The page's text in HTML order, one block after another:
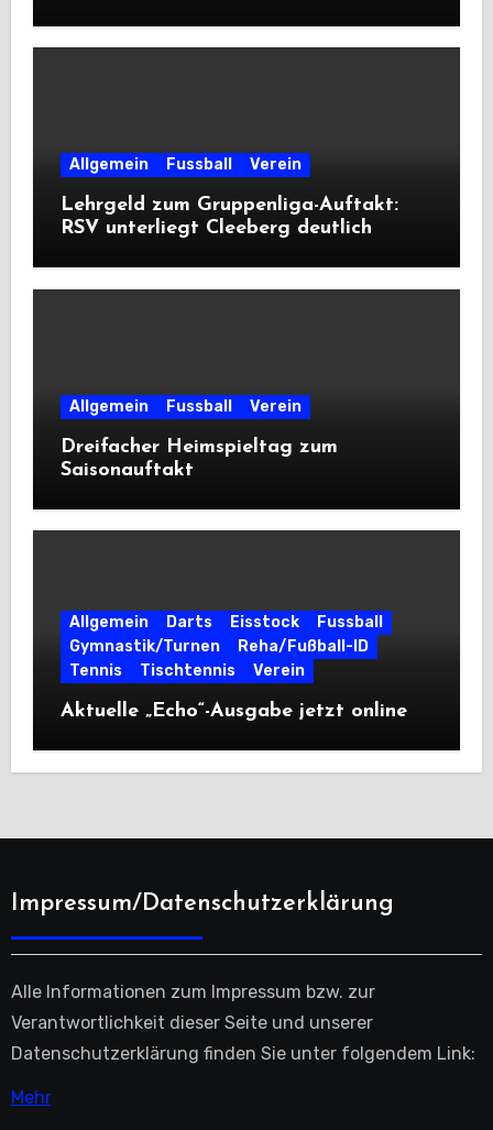
Allgemein Fussball Verein
Lehrgeld zum Gruppenliga-Auftakt:
RSV unterliegt Cleeberg deutlich
Allgemein Fussball Verein
Dreifacher Heimspieltag zum
Saisonauftakt
Allgemein Darts Eisstock
Fussball
Gymnastik/Turnen
Reha/Fußball-ID
Tennis
Tischtennis Verein
Aktuelle „Echo“-Ausgabe jetzt online
Impressum/Datenschutzerklärung
Alle Informationen zum Impressum bzw. zur
Verantwortlichkeit dieser Seite und unserer
Datenschutzerklärung finden Sie unter folgendem Link:
Mehr